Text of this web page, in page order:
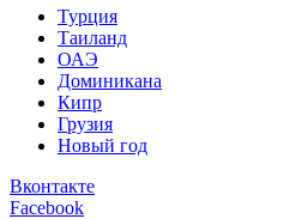
Турция
Таиланд
ОАЭ
Доминикана
Кипр
Грузия
Новый год
Вконтакте
Facebook